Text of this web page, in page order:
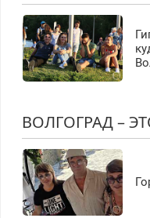
ВОЛГОГРАД –